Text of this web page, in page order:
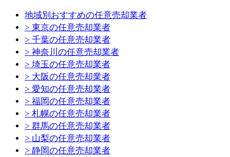
地域別おすすめの任意売却業者
> 東京の任意売却業者
> 千葉の任意売却業者
> 神奈川の任意売却業者
> 埼玉の任意売却業者
> 大阪の任意売却業者
> 愛知の任意売却業者
> 福岡の任意売却業者
> 札幌の任意売却業者
> 群馬の任意売却業者
> 山梨の任意売却業者
> 静岡の任意売却業者